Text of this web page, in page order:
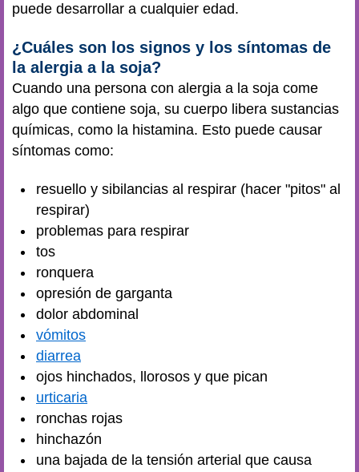
puede desarrollar a cualquier edad.
¿Cuáles son los signos y los síntomas de
la alergia a la soja?
Cuando una persona con alergia a la soja come
algo que contiene soja, su cuerpo libera sustancias
químicas, como la histamina. Esto puede causar
síntomas como:
resuello y sibilancias al respirar (hacer "pitos" al
respirar)
problemas para respirar
tos
ronquera
opresión de garganta
dolor abdominal
vómitos
diarrea
ojos hinchados, llorosos y que pican
urticaria
ronchas rojas
hinchazón
una bajada de la tensión arterial que causa